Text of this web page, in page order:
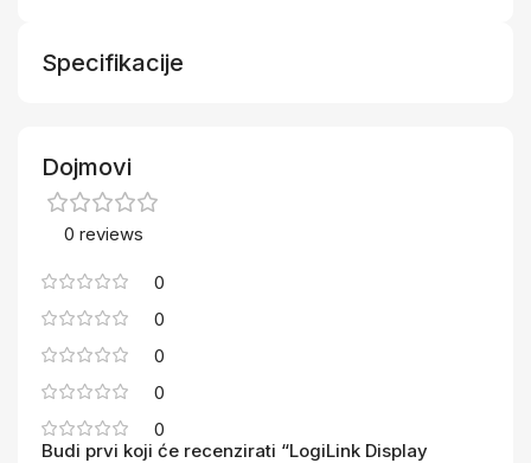
Specifikacije
Dojmovi
0 reviews
0
0
0
0
0
Budi prvi koji će recenzirati “LogiLink Display